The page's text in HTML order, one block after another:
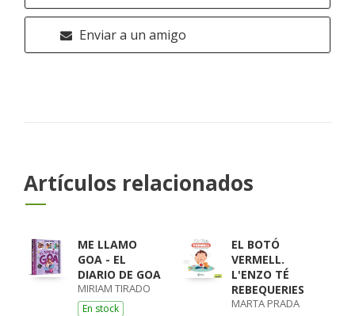
Enviar a un amigo
Artículos relacionados
ME LLAMO
GOA - EL
DIARIO DE GOA
MIRIAM TIRADO
En stock
EL BOTÓ
VERMELL.
L'ENZO TÉ
REBEQUERIES
MARTA PRADA